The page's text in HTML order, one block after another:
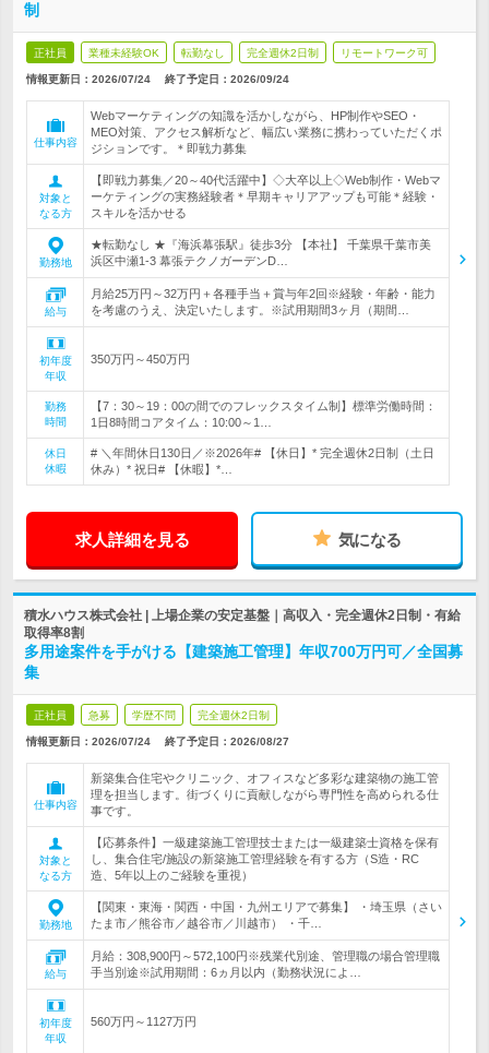
制
正社員 業種未経験OK 転勤なし 完全週休2日制 リモートワーク可
情報更新日：2026/07/24 終了予定日： 2026/09/24
仕事内容
Webマーケティングの知識を活かしながら、HP制作やSEO・
MEO対策、アクセス解析など、幅広い業務に携わっていただくポ
ジションです。＊即戦力募集
対象と
なる方
【即戦力募集／20～40代活躍中】◇大卒以上◇Web制作・Webマ
ーケティングの実務経験者＊早期キャリアアップも可能＊経験・
スキルを活かせる
勤務地
★転勤なし ★『海浜幕張駅』徒歩3分 【本社】 千葉県千葉市美
浜区中瀬1-3 幕張テクノガーデンD…
給与
月給25万円～32万円＋各種手当＋賞与年2回※経験・年齢・能力
を考慮のうえ、決定いたします。※試用期間3ヶ月（期間…
初年度
年収
350万円～450万円
勤務
時間
【7：30～19：00の間でのフレックスタイム制】標準労働時間：
1日8時間コアタイム：10:00～1…
休日
休暇
# ＼年間休日130日／※2026年# 【休日】* 完全週休2日制（土日
休み）* 祝日# 【休暇】*…
求人詳細を見る 気になる
積水ハウス株式会社 | 上場企業の安定基盤｜高収入・完全週休2日制・有給
取得率8割
多用途案件を手がける【建築施工管理】年収700万円可／全国募
集
正社員 急募 学歴不問 完全週休2日制
情報更新日：2026/07/24 終了予定日： 2026/08/27
仕事内容
新築集合住宅やクリニック、オフィスなど多彩な建築物の施工管
理を担当します。街づくりに貢献しながら専門性を高められる仕
事です。
対象と
なる方
【応募条件】一級建築施工管理技士または一級建築士資格を保有
し、集合住宅/施設の新築施工管理経験を有する方（S造・RC
造、5年以上のご経験を重視）
勤務地
【関東・東海・関西・中国・九州エリアで募集】 ・埼玉県（さい
たま市／熊谷市／越谷市／川越市） ・千…
給与
月給：308,900円～572,100円※残業代別途、管理職の場合管理職
手当別途※試用期間：6ヵ月以内（勤務状況によ…
初年度
年収
560万円～1127万円